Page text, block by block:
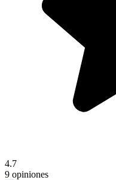
4.7
9 opiniones